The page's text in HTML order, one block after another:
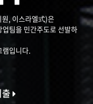
, 이스라엘式)은
팀을 민간주도로 선발하
램입니다.